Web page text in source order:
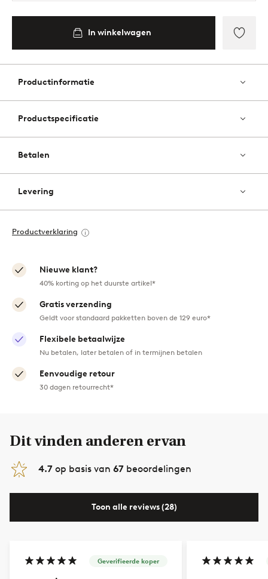
In winkelwagen
aan
Productinformatie
Productspecificatie
Betalen
Levering
Productverklaring
Nieuwe klant?
40% korting op het duurste artikel*
Gratis verzending
Geldt voor standaard pakketten boven de 129 euro*
Flexibele betaalwijze
Nu betalen, later betalen of in termijnen betalen
Eenvoudige retour
30 dagen retourrecht*
Dit vinden anderen ervan
4.7 op basis van 67 beoordelingen
Toon alle reviews (28)
Geverifieerde koper